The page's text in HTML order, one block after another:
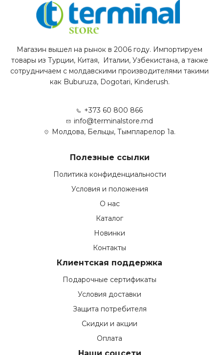
Магазин вышел на рынок в 2006 году. Импортируем
товары из Турции, Китая, Италии, Узбекистана, а также
сотрудничаем с молдавскими производителями такими
как Buburuza, Dogotari, Kinderush.
+373 60 800 866
info@terminalstore.md
Молдова, Бельцы, Тымпларелор 1а.
Полезные ссылки
Политика конфиденциальности
Условия и положения
О нас
Каталог
Новинки
Контакты
Клиентская поддержка
Подарочные сертификаты
Условия доставки
Защита потребителя
Скидки и акции
Оплата